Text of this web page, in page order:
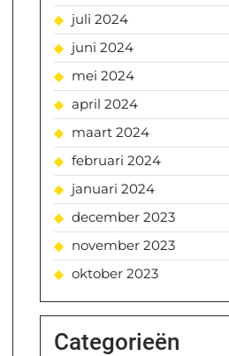
juli 2024
juni 2024
mei 2024
april 2024
maart 2024
februari 2024
januari 2024
december 2023
november 2023
oktober 2023
Categorieën